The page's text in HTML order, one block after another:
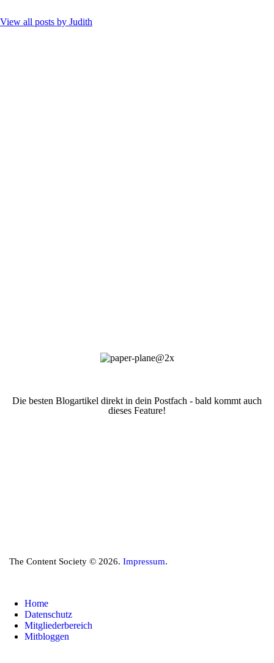
View all posts by Judith
Die besten Blogartikel direkt in dein Postfach - bald kommt auch
dieses Feature!
The Content Society © 2026. Impressum.
Home
Datenschutz
Mitgliederbereich
Mitbloggen